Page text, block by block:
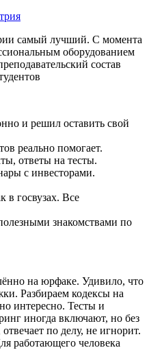
самый лучший. С момента
оборудованием
состав
и решил оставить свой
реально помогает.
ответы на тесты.
с инвесторами.
в госвузах. Все
знакомствами по
на юрфаке. Удивило, что
Разбираем кодексы на
интересно. Тесты и
иногда включают, но без
по делу, не игнорит.
работающего человека